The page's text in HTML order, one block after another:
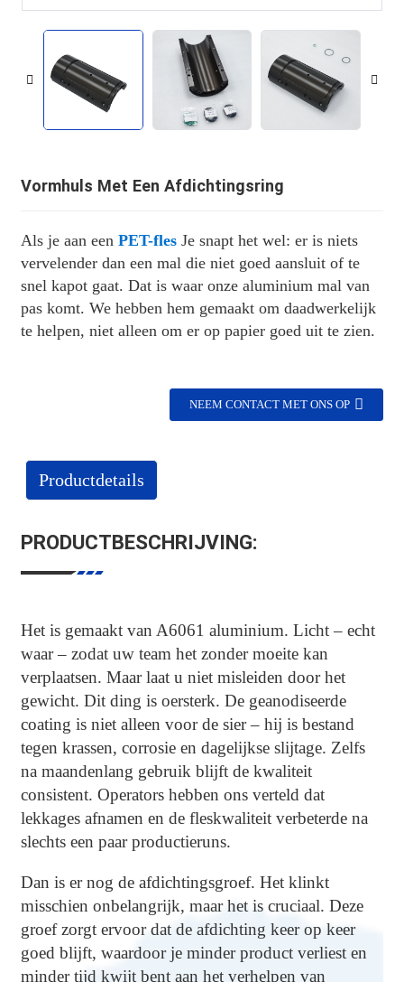
Vormhuls Met Een Afdichtingsring
Als je aan een PET-flesJe snapt het wel: er is niets
vervelender dan een mal die niet goed aansluit of te
snel kapot gaat. Dat is waar onze aluminium mal van
pas komt. We hebben hem gemaakt om daadwerkelijk
te helpen, niet alleen om er op papier goed uit te zien.
NEEM CONTACT MET ONS OP
Productdetails
PRODUCTBESCHRIJVING:
Het is gemaakt van A6061 aluminium. Licht – echt
waar – zodat uw team het zonder moeite kan
verplaatsen. Maar laat u niet misleiden door het
gewicht. Dit ding is oersterk. De geanodiseerde
coating is niet alleen voor de sier – hij is bestand
tegen krassen, corrosie en dagelijkse slijtage. Zelfs
na maandenlang gebruik blijft de kwaliteit
consistent. Operators hebben ons verteld dat
lekkages afnamen en de fleskwaliteit verbeterde na
slechts een paar productieruns.
Dan is er nog de afdichtingsgroef. Het klinkt
misschien onbelangrijk, maar het is cruciaal. Deze
groef zorgt ervoor dat de afdichting keer op keer
goed blijft, waardoor je minder product verliest en
minder tijd kwijt bent aan het verhelpen van